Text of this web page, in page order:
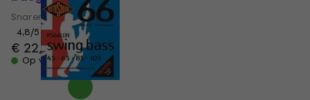
Snaren voor basgitaar
4,8/5
€ 22,50
Op voorraad